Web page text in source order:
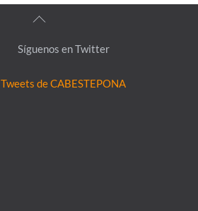
Back
Top
Síguenos en Twitter
Tweets de CABESTEPONA